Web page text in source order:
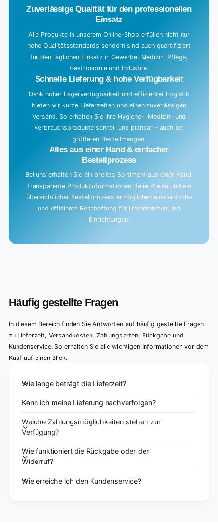
Zuverlässige Qualität für den professionellen
Einsatz
Alle Produkte in unserem Online-Shop erfüllen nicht nur
hohe Qualitätsstandards sondern sind auch quertifiziert
für den täglichen Einsatz in Gewerbe, Medizin, Pflege,
Gastronomie und Industrie.
Schnelle Lieferung & hohe Verfügbarkeit
Dank hoher Lagerverfügbarkeit und effizienter Logistik
bieten wir kurze Lieferzeiten und einen zuverlässigen
Versand. So erhalten Sie Ihre Hygiene-, Medizin- und
Verbrauchsprodukte schnell und planbar – auch bei
größeren Bestellmengen.
Alles aus einer Hand & einfacher
Bestellprozess
Bei uns erhalten Sie ein breites Sortiment aus einer Hand.
Transparente Produktinformationen, faire Preise und ein
übersichtlicher Bestellprozess ermöglichen eine einfache
und effiziente Beschaffung für Unternehmen und
Einrichtungen.
Häufig gestellte Fragen
In diesem Bereich finden Sie Antworten auf häufig gestellte Fragen
zu Lieferzeit, Versandkosten, Zahlungsarten, Rückgabe und
Kundenservice. So erhalten Sie alle wichtigen Informationen vor dem
Kauf auf einen Blick.
Wie lange beträgt die Lieferzeit?
Kann ich meine Lieferung nachverfolgen?
Welche Zahlungsmöglichkeiten stehen zur
Verfügung?
Wie funktioniert die Rückgabe oder der
Widerruf?
Wie erreiche ich den Kundenservice?